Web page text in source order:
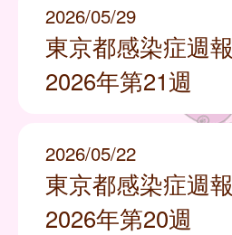
2026/05/29
東京都感染症週報
2026年第21週
2026/05/22
東京都感染症週報
2026年第20週